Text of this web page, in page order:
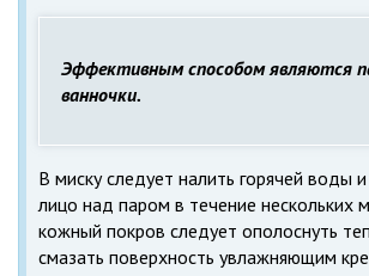
Эффективным способом являются
ванночки.
В миску следует налить горячей воды
лицо над паром в течение нескольких
кожный покров следует ополоснуть
смазать поверхность увлажняющим